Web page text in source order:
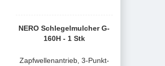
NERO Schlegelmulcher G-
160H - 1 Stk
Zapfwellenantrieb, 3-Punkt-